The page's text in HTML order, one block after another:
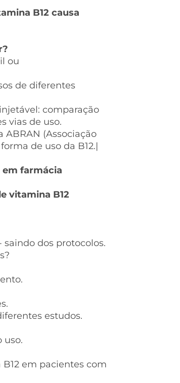
B12 causa
ou
de diferentes
comparação
vias de uso.
ABRAN (Associação
de uso da B12.|
em farmácia
vitamina B12
saindo dos protocolos.
estudos.
uso.
em pacientes com